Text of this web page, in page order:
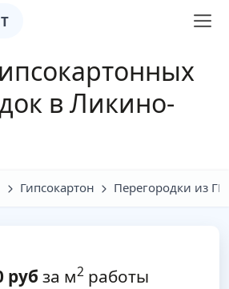
в Ликино-
Гипсокартон Перегородки из
руб за м2работы